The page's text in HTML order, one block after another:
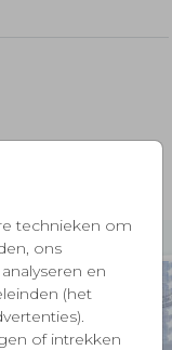
technieken om
ons
en
(het
of intrekken